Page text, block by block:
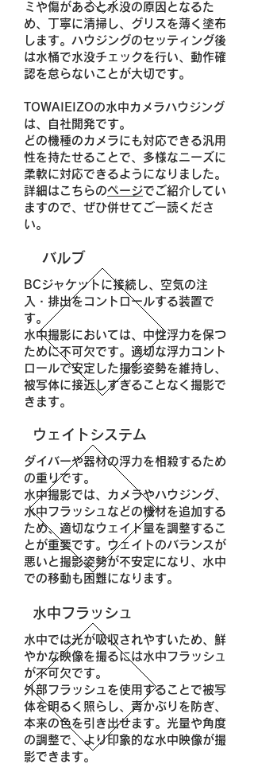
ミや傷があると水没の原因となるた
め、丁寧に清掃し、グリスを薄く塗布
します。ハウジングのセッティング後
は水桶で水没チェックを行い、動作確
認を怠らないことが大切です。
TOWAIEIZOの水中カメラハウジング
は、自社開発です。
どの機種のカメラにも対応できる汎用
性を持たせることで、多様なニーズに
柔軟に対応できるようになりました。
詳細はこちらのページでご紹介してい
ますので、ぜひ併せてご一読くださ
い。
バルブ
BCジャケットに接続し、空気の注
入・排出をコントロールする装置で
す。
水中撮影においては、中性浮力を保つ
ために不可欠です。適切な浮力コント
ロールで安定した撮影姿勢を維持し、
被写体に接近しすぎることなく撮影で
きます。
ウェイトシステム
ダイバーや器材の浮力を相殺するため
の重りです。
水中撮影では、カメラやハウジング、
水中フラッシュなどの機材を追加する
ため、適切なウェイト量を調整するこ
とが重要です。ウェイトのバランスが
悪いと撮影姿勢が不安定になり、水中
での移動も困難になります。
水中フラッシュ
水中では光が吸収されやすいため、鮮
やかな映像を撮るには水中フラッシュ
が不可欠です。
外部フラッシュを使用することで被写
体を明るく照らし、青かぶりを防ぎ、
本来の色を引き出せます。光量や角度
の調整で、より印象的な水中映像が撮
影できます。